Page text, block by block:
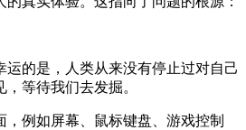
的是，人类从来没有停止过对自己
等待我们去发掘。
例如屏幕、鼠标键盘、游戏控制